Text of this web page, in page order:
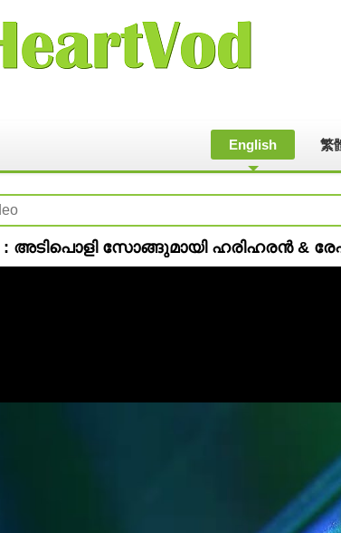
English 繁
: അടിപൊളി സോങ്ങുമായി ഹരിഹരൻ & രേഷ്മ